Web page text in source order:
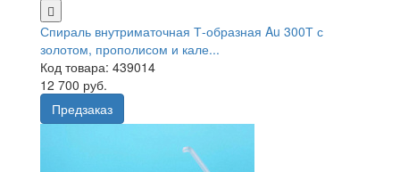
Спираль внутриматочная Т-образная Au 300Т с
золотом, прополисом и кале...
Код товара: 439014
12 700 руб.
Предзаказ